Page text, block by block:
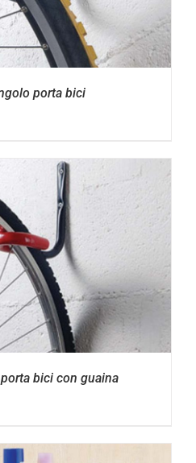
porta bici
bici con guaina